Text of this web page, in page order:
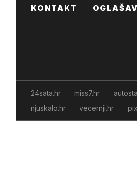
KONTAKT
24sata.hr miss7.hr
njuskalo.hr
vecernji.hr